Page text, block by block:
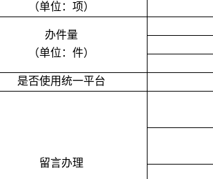
（单位：项）
办件量
（单位：件）
是否使用统一平台
留言办理